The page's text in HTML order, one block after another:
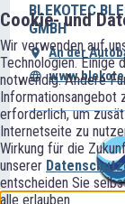
Cookie- und
Wir verwenden auf
Technologien. Einige
notwendig. Andere
Informationsangebot
erforderlich, um
Internetseite zu
Wirkung für die
unserer
entscheiden Sie
alle erlauben
BLEKOTEC
GMBH
An der